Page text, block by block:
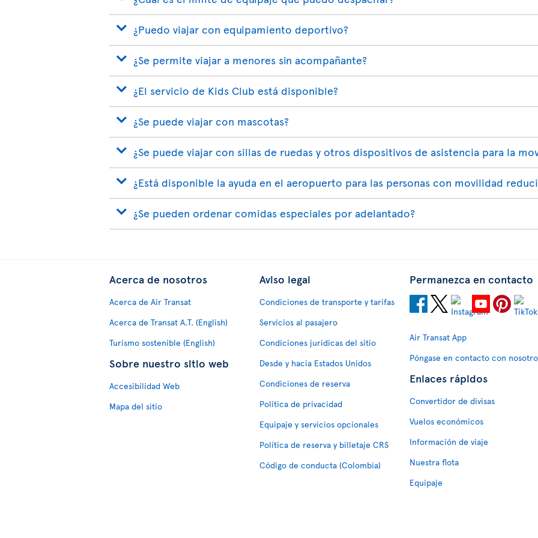
¿Puedo viajar con equipamiento deportivo?
¿Se permite viajar a menores sin acompañante?
¿El servicio de Kids Club está disponible?
¿Se puede viajar con mascotas?
¿Se puede viajar con sillas de ruedas y otros dispositivos de asistencia para la
¿Está disponible la ayuda en el aeropuerto para las personas con movilidad
¿Se pueden ordenar comidas especiales por adelantado?
Acerca de nosotros
Acerca de Air Transat
Acerca de Transat A.T. (English)
Turismo sostenible (English)
Sobre nuestro sitio web
Accesibilidad Web
Mapa del sitio
Aviso legal
Condiciones de transporte y tarifas
Servicios al pasajero
Condiciones jurídicas del sitio
Desde y hacia Estados Unidos
Condiciones de reserva
Política de privacidad
Equipaje y servicios opcionales
Política de reserva y billetaje CRS
Código de conducta (Colombia)
Permanezca en contacto
Air Transat App
Póngase en contacto con
Enlaces rápidos
Convertidor de divisas
Vuelos económicos
Información de viaje
Nuestra flota
Equipaje